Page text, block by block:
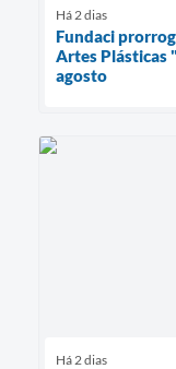
Há 2 dias
Fundaci
Artes Plásticas
agosto
Há 2 dias